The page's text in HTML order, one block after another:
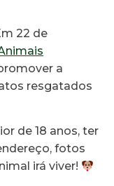
22 de
a
resgatados
de 18 anos, ter
fotos
irá viver!